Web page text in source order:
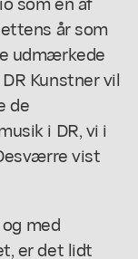
år som
udmærkede
Kunstner vil
de
i DR, vi i
vist
med
er det lidt